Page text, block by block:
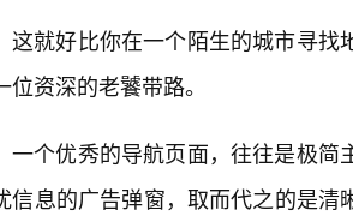
这就好比你在一个陌生的城市寻找
位资深的老饕带路。
一个优秀的导航页面，往往是极简
信息的广告弹窗，取而代之的是